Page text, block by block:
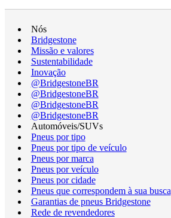
Nós
Bridgestone
Missão e valores
Sustentabilidade
Inovação
@BridgestoneBR
@BridgestoneBR
@BridgestoneBR
@BridgestoneBR
Automóveis/SUVs
Pneus por tipo
Pneus por tipo de veículo
Pneus por marca
Pneus por veículo
Pneus por cidade
Pneus que correspondem à sua busca
Garantias de pneus Bridgestone
Rede de revendedores